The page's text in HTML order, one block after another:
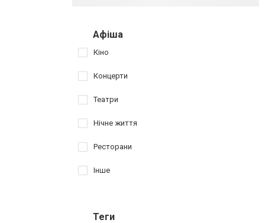
Афіша
Кіно
Концерти
Театри
Нічне життя
Ресторани
Інше
Теги